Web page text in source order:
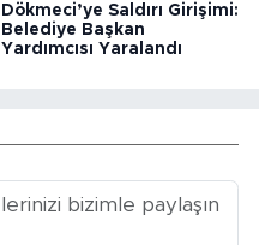
Dökmeci’ye Saldırı Girişimi:
Belediye Başkan
Yardımcısı Yaralandı